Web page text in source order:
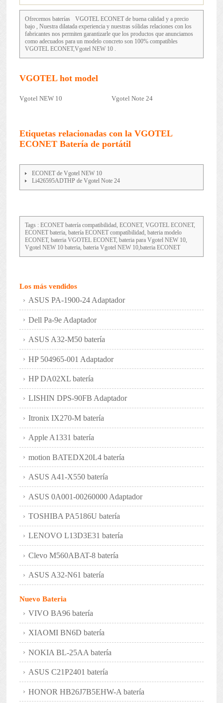
Ofrecemos baterías VGOTEL ECONETde buena calidad y a precio
bajo , Nuestra dilatada experiencia y nuestras sólidas relaciones con los
fabricantes nos permiten garantizarle que los productos que anunciamos
como adecuados para un modelo concreto son 100% compatibles
VGOTEL ECONET,Vgotel NEW 10 .
VGOTEL hot model
Vgotel NEW 10 Vgotel Note 24
Etiquetas relacionadas con la VGOTEL
ECONET Batería de portátil
ECONET de Vgotel NEW 10
Li426595ADTHP de Vgotel Note 24
Tags : ECONET batería compatibilidad, ECONET, VGOTEL ECONET,
ECONET bateria, batería ECONET compatibilidad, bateria modelo
ECONET, bateria VGOTEL ECONET, bateria para Vgotel NEW 10,
Vgotel NEW 10 bateria, bateria Vgotel NEW 10,bateria ECONET
Los más vendidos
ASUS PA-1900-24 Adaptador
Dell Pa-9e Adaptador
ASUS A32-M50 batería
HP 504965-001 Adaptador
HP DA02XL batería
LISHIN DPS-90FB Adaptador
Itronix IX270-M batería
Apple A1331 batería
motion BATEDX20L4 batería
ASUS A41-X550 batería
ASUS 0A001-00260000 Adaptador
TOSHIBA PA5186U batería
LENOVO L13D3E31 batería
Clevo M560ABAT-8 batería
ASUS A32-N61 batería
Nuevo Bateria
VIVO BA96 batería
XIAOMI BN6D batería
NOKIA BL-25AA batería
ASUS C21P2401 batería
HONOR HB26J7B5EHW-A batería